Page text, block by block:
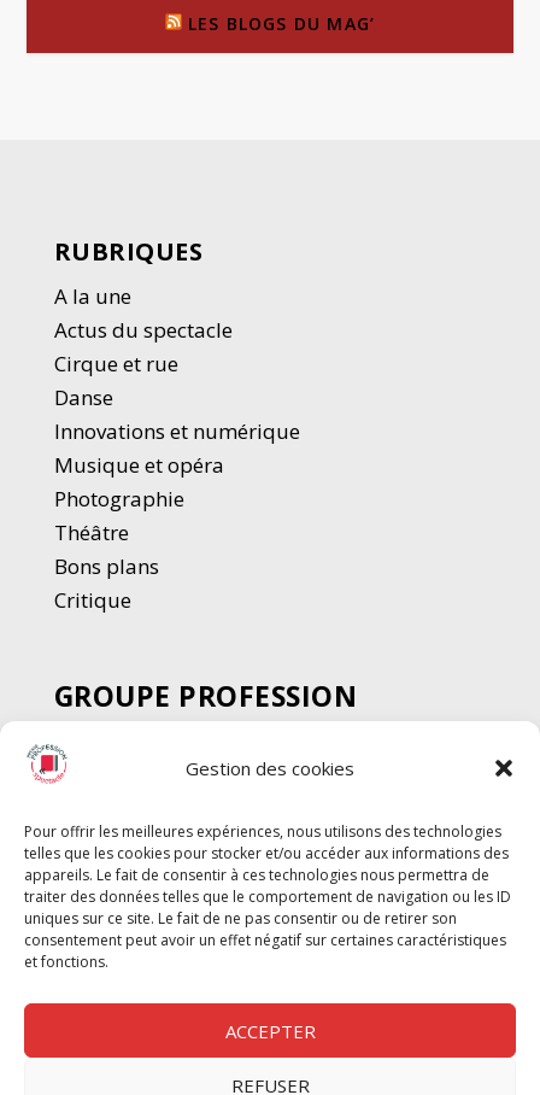
Gestion des cookies
Pour offrir les meilleures expériences, nous utilisons des technologies
telles que les cookies pour stocker et/ou accéder aux informations des
appareils. Le fait de consentir à ces technologies nous permettra de
traiter des données telles que le comportement de navigation ou les ID
uniques sur ce site. Le fait de ne pas consentir ou de retirer son
consentement peut avoir un effet négatif sur certaines caractéristiques
et fonctions.
ACCEPTER
REFUSER
LES BLOGS DU MAG’
RUBRIQUES
A la une
Actus du spectacle
Cirque et rue
Danse
Innovations et numérique
Musique et opéra
Photographie
Théâtre
Bons plans
Critique
GROUPE PROFESSION
SPECTACLE
Chèque Intermittents
Chèque Compta
Chèque Emploi Spectacle
G-Pods
Profession Audio-visuel